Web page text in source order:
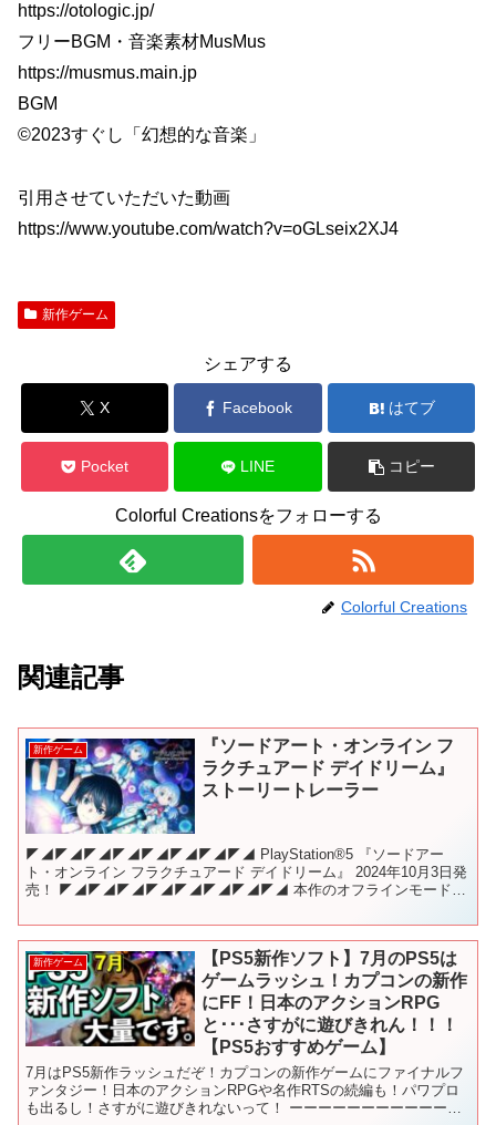
https://otologic.jp/
フリーBGM・音楽素材MusMus
https://musmus.main.jp
BGM
©2023すぐし「幻想的な音楽」
引用させていただいた動画
https://www.youtube.com/watch?v=oGLseix2XJ4
新作ゲーム
シェアする
X Facebook はてブ
Pocket LINE コピー
Colorful Creationsをフォローする
Colorful Creations
関連記事
新作ゲーム
『ソードアート・オンライン フ
ラクチュアード デイドリーム』
ストーリートレーラー
◤◢◤◢◤◢◤◢◤◢◤◢◤◢◤◢ PlayStation®5 『ソードアー
ト・オンライン フラクチュアード デイドリーム』 2024年10月3日発
売！ ◤◢◤◢◤◢◤◢◤◢◤◢◤◢◤◢ 本作のオフラインモードに
新作ゲーム
【PS5新作ソフト】7月のPS5は
ゲームラッシュ！カプコンの新作
にFF！日本のアクションRPG
と･･･さすがに遊びきれん！！！
【PS5おすすめゲーム】
7月はPS5新作ラッシュだぞ！カプコンの新作ゲームにファイナルフ
ァンタジー！日本のアクションRPGや名作RTSの続編も！パワプロ
も出るし！さすがに遊びきれないって！ ーーーーーーーーーーーー